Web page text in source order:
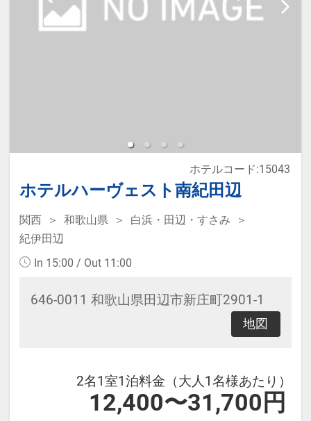
【ご案内】
・館内に一部休業施設がございま
ホテルハーヴェスト南紀田辺
ホテルコード:15043
関西 和歌山県
白浜・田辺・すさみ
紀伊田辺
In 15:00 / Out 11:00
646-0011 和歌山県田辺市新庄町2901-1
地図
2名1室1泊料金（大人1名様あたり）
12,400〜31,700円